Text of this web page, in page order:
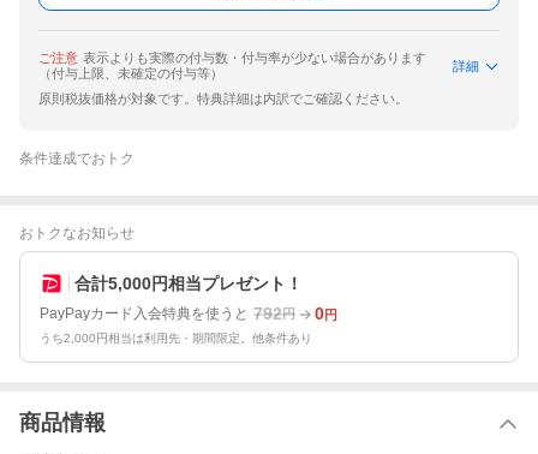
ご注意 表示よりも実際の付与数・付与率が少ない場合があります
（付与上限、未確定の付与等）
詳細
原則税抜価格が対象です。特典詳細は内訳でご確認ください。
条件達成でおトク
おトクなお知らせ
合計5,000円相当プレゼント！
PayPayカード入会特典を使うと 792円 0円
うち2,000円相当は利用先・期間限定。他条件あり
商品情報